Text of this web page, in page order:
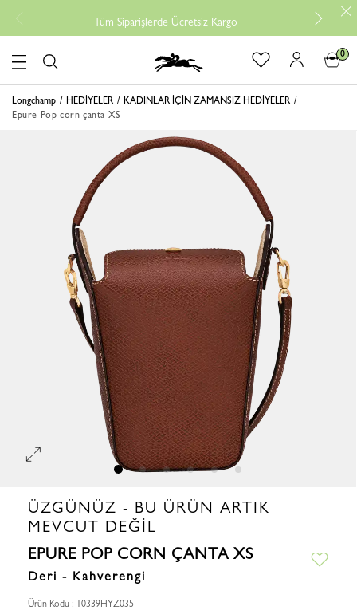
Tüm Siparişlerde Ücretsiz Kargo
0
Longchamp HEDİYELER
KADINLAR İÇİN ZAMANSIZ HEDİYELER
Epure Pop corn çanta XS
ÜZGÜNÜZ - BU ÜRÜN ARTIK
MEVCUT DEĞIL
EPURE POP CORN ÇANTA XS
Deri - Kahverengi
Ürün Kodu : 10339HYZ035